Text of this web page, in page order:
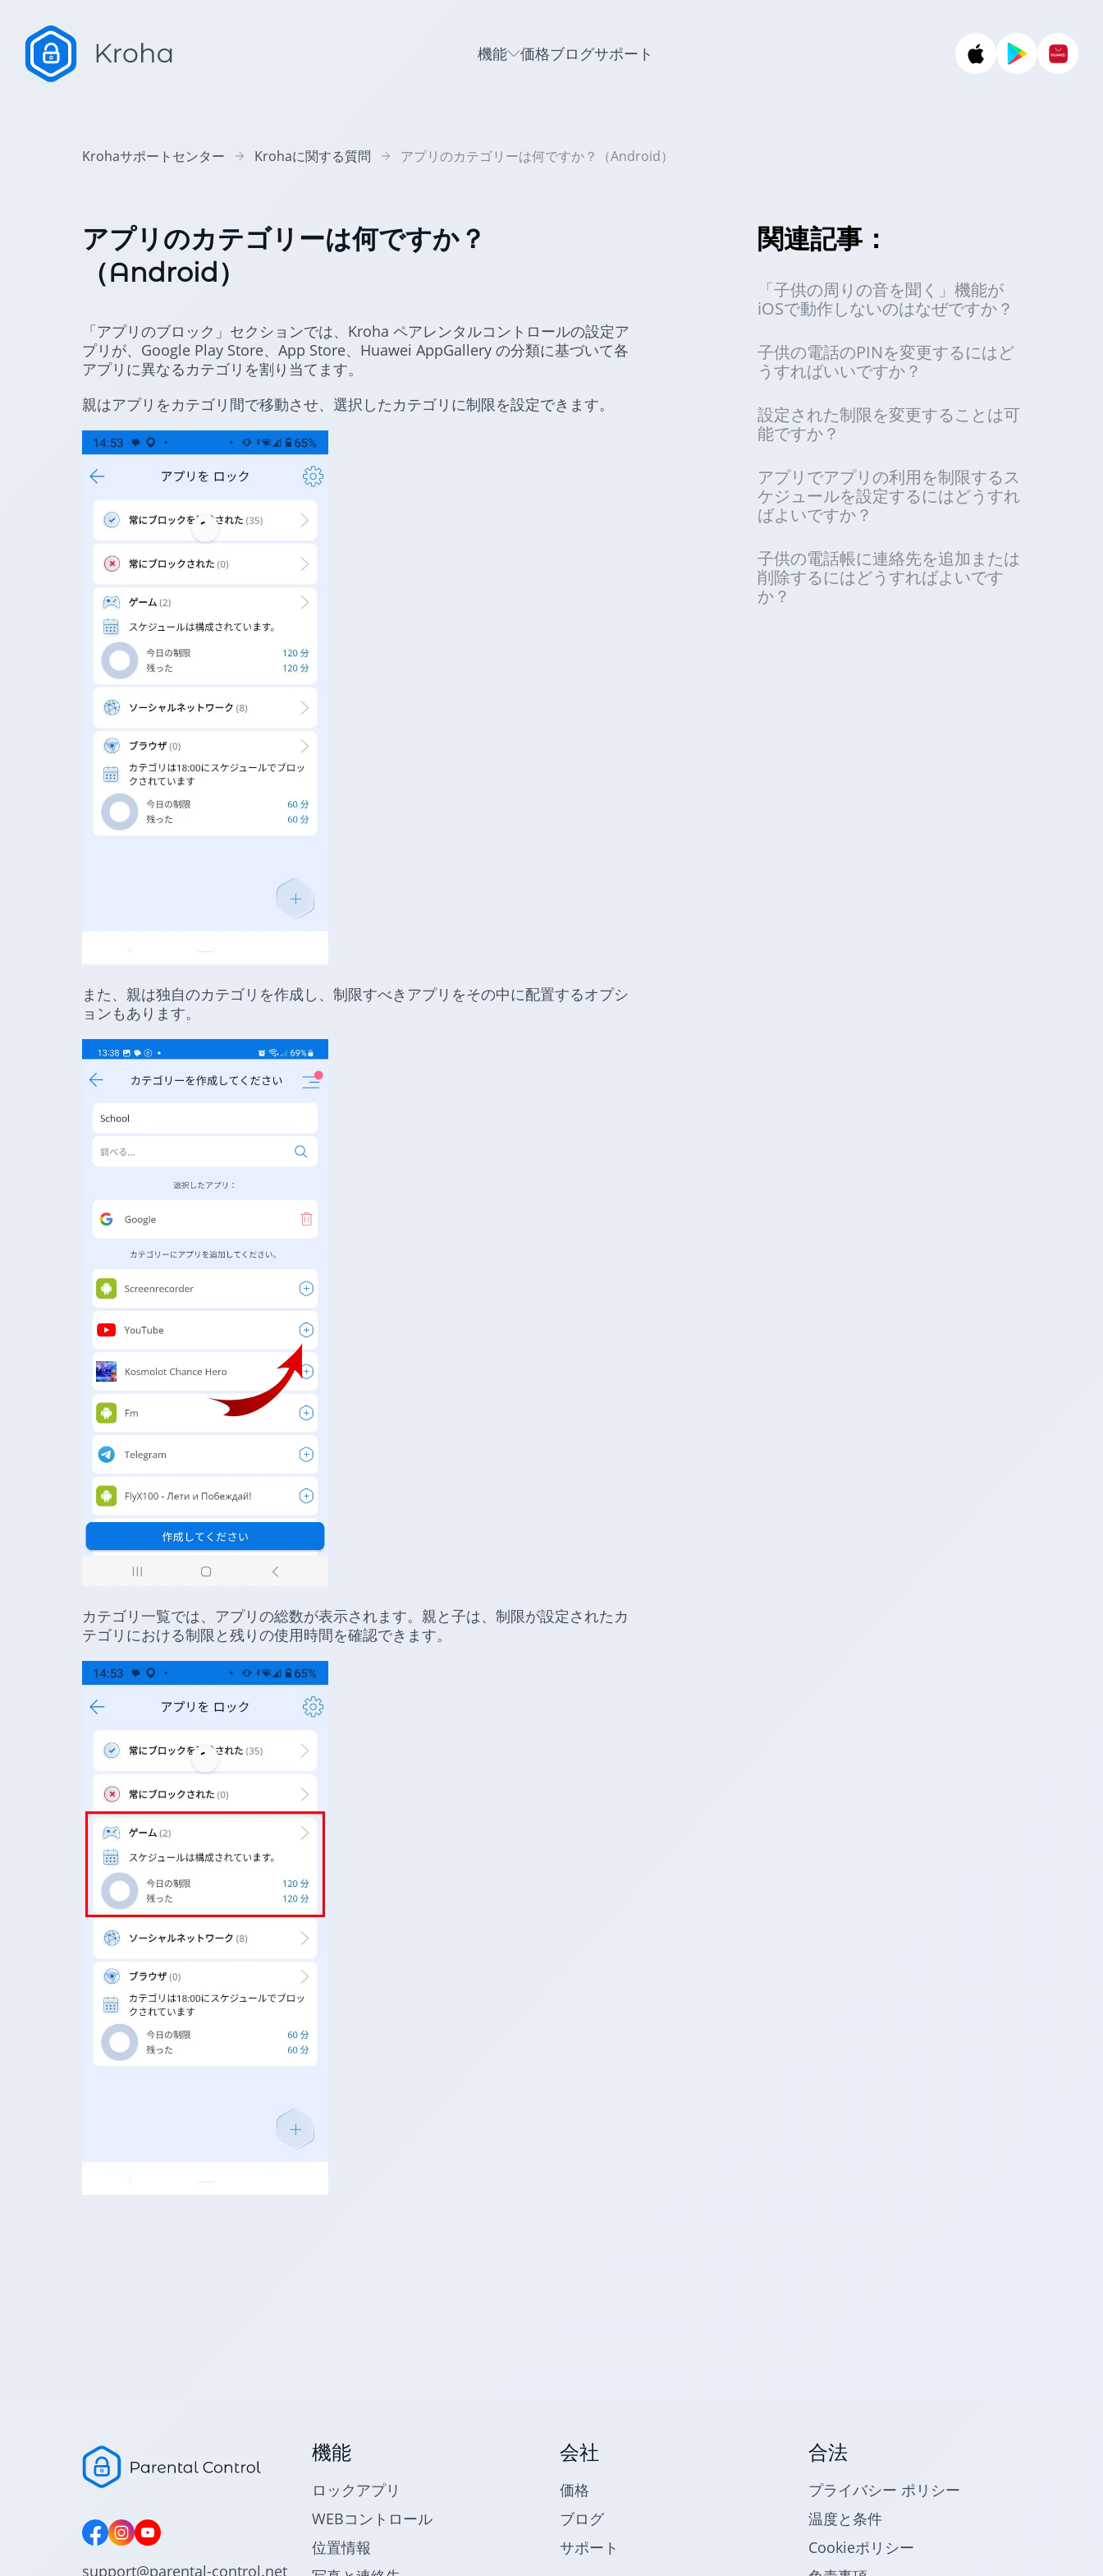
機能 価格ブログサポート
Krohaサポートセンター Krohaに関する質問 アプリのカテゴリーは何ですか？（Android）
アプリのカテゴリーは何ですか？
（Android）
「アプリのブロック」セクションでは、Kroha ペアレンタルコントロールの設定ア
プリが、Google Play Store、App Store、Huawei AppGallery の分類に基づいて各
アプリに異なるカテゴリを割り当てます。
親はアプリをカテゴリ間で移動させ、選択したカテゴリに制限を設定できます。
また、親は独自のカテゴリを作成し、制限すべきアプリをその中に配置するオプシ
ョンもあります。
カテゴリ一覧では、アプリの総数が表示されます。親と子は、制限が設定されたカ
テゴリにおける制限と残りの使用時間を確認できます。
関連記事：
「子供の周りの音を聞く」機能が
iOSで動作しないのはなぜですか？
子供の電話のPINを変更するにはど
うすればいいですか？
設定された制限を変更することは可
能ですか？
アプリでアプリの利用を制限するス
ケジュールを設定するにはどうすれ
ばよいですか？
子供の電話帳に連絡先を追加または
削除するにはどうすればよいです
か？
support@parental-control.net
機能
ロックアプリ
WEBコントロール
位置情報
会社
価格
ブログ
サポート
合法
プライバシー ポリシー
温度と条件
Cookieポリシー